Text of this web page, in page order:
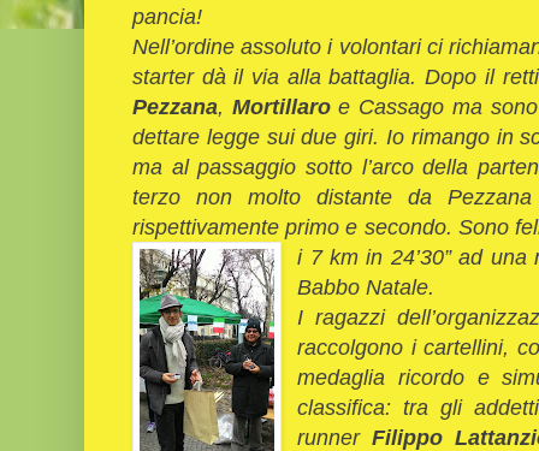
pancia!
Nell’ordine assoluto i volontari ci
starter dà il via alla battaglia. Dopo il
Pezzana, Mortillaroe Cassago ma
dettare legge sui due giri. Io rimango in
ma al passaggio sotto l’arco della
terzo non molto distante da
rispettivamente primo e secondo. Sono
i 7 km in 24’30” ad
Babbo Natale.
I ragazzi
raccolgono i cartellini,
medaglia ricordo e
classifica: tra gli
runnerFilippo